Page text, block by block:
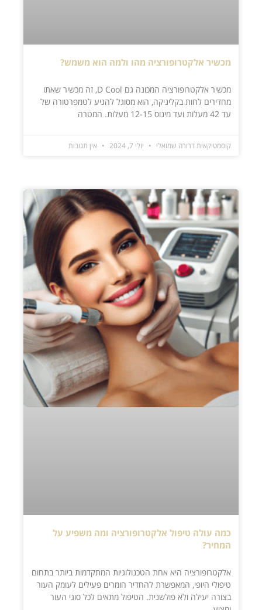
מכשיר אלקטרופורציה מהו ולמה הוא משמש?
מכשיר אלקטרופורציה המכונה גם D Cool, זה מכשיר שאתו
מחדירים לחות בקליניקה, הוא מסוגל להגיע לטמפרטורה של
עד 42 מעלות ועד מינוס 12-15 מעלות. המטרה
קוסמטיקאית דרורה שמואלי יולי 7, 2024 אין תגובות
כמה עולה טיפול אלקטרופורציה ומה משפיע על
המחיר?
אלקטרופורציה היא אחת הטכנולוגיות המתקדמות ביותר בתחום
טיפולי היופי, המאפשרת להחדיר חומרים פעילים לעומק העור
בצורה יעילה ולא פולשנית. הטיפול מתאים לכל סוגי העור